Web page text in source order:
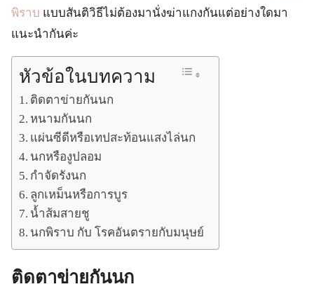
พิราบ แบบสันติวิธีไม่ต้องมานั่งฆ่าแกงกันแต่อย่างใดมา
แนะนำกันค่ะ
หัวข้อในบทความ
ติดตาข่ายกันนก
หนามกันนก
แผ่นซีดีหรือเทปสะท้อนแสงไล่นก
นกหรืองูปลอม
กำจัดรังนก
ลูกเหม็นหรือการบูร
น้ำส้มสายชู
นกพิราบ กับ โรคอันตรายกับมนุษย์
ติดตาข่ายกันนก